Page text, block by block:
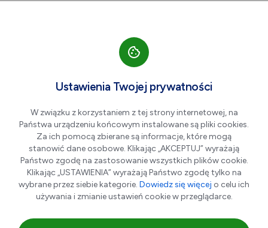
Wykaz nieruchomości
przeznaczonych do sprzedaży
07.05.2026 r.
Ustawienia Twojej prywatności
W związku z korzystaniem z tej strony internetowej, na
Państwa urządzeniu końcowym instalowane są pliki cookies.
Za ich pomocą zbierane są informacje, które mogą
stanowić dane osobowe. Klikając „AKCEPTUJ” wyrażają
Państwo zgodę na zastosowanie wszystkich plików cookie.
Klikając „USTAWIENIA” wyrażają Państwo zgodę tylko na
wybrane przez siebie kategorie. Dowiedz się więcej o celu ich
używania i zmianie ustawień cookie w przeglądarce.